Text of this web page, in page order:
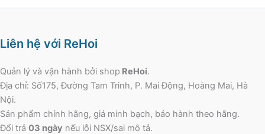
Liên hệ với ReHoi
Quản lý và vận hành bởi shop ReHoi.
Địa chỉ: Số175, Đường Tam Trinh, P. Mai Động, Hoàng Mai, Hà
Nội.
Sản phẩm chính hãng, giá minh bạch, bảo hành theo hãng.
Đổi trả 03 ngày nếu lỗi NSX/sai mô tả.